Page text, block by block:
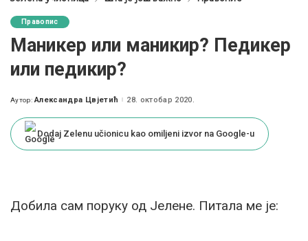
Правопис
Маникер или маникир? Педикер
или педикир?
Posted
Аутор: Александра Цвјетић 28. октобар 2020.
Dodaj Zelenu učionicu kao omiljeni izvor na Google-u
Добила сам поруку од Јелене. Питала ме је: